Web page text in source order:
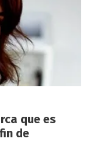
que es
de